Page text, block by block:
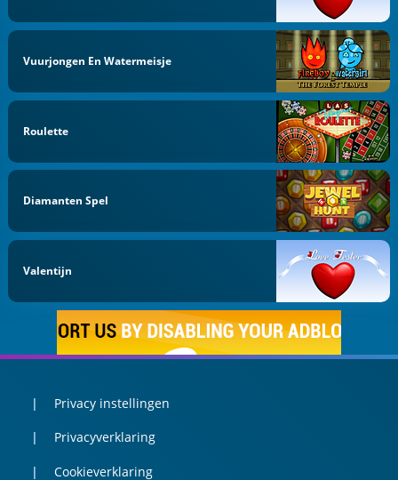
Vuurjongen En Watermeisje
Roulette
Diamanten Spel
Valentijn
Privacy instellingen
Privacyverklaring
Cookieverklaring